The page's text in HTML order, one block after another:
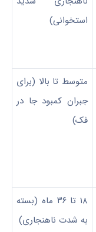
استخوانی)
متوسط تا بالا (برای
جبران کمبود جا در
فک)
۱۸ تا ۳۶ ماه (بسته
به شدت ناهنجاری)